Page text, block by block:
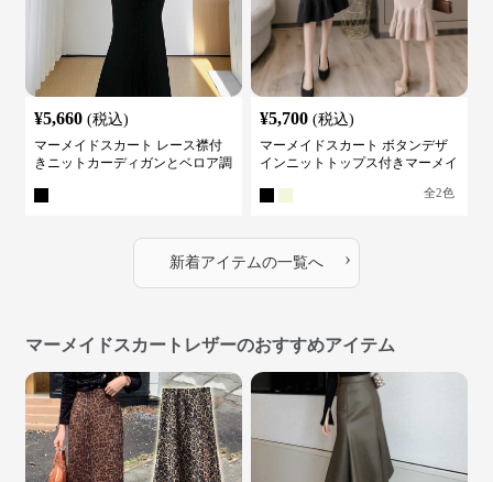
¥5,660 (税込)
マーメイドスカート レース襟付
きニットカーディガンとベロア調
¥5,700 (税込)
マーメイドスカート ボタンデザ
インニットトップス付きマーメイ
全2色
新着アイテムの一覧へ ›
マーメイドスカートレザーのおすすめアイテム